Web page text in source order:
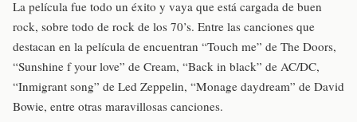
La película fue todo un éxito y vaya que está cargada de buen
rock, sobre todo de rock de los 70’s. Entre las canciones que
destacan en la película de encuentran “Touch me” de The Doors,
“Sunshine f your love” de Cream, “Back in black” de AC/DC,
“Inmigrant song” de Led Zeppelin, “Monage daydream” de David
Bowie, entre otras maravillosas canciones.